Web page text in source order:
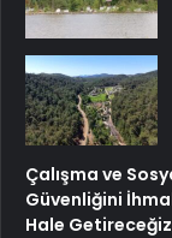
Çalışma ve
Güvenliğini
Hale